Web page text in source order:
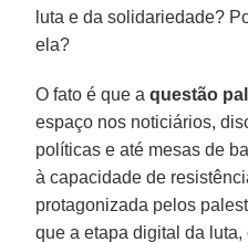
luta e da solidariedade?
ela?
O fato é que aquestão
espaço nos noticiários,
políticas e até mesas de
à capacidade de
protagonizada pelos
que a etapa digital da